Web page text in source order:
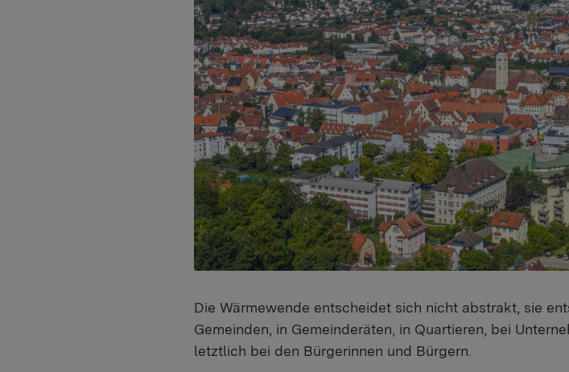
Die Wärmewende entscheidet sich nicht abstrakt, sie
Gemeinden, in Gemeinderäten, in Quartieren, bei
letztlich bei den Bürgerinnen und Bürgern.